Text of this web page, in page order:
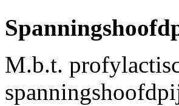
M.b.t.